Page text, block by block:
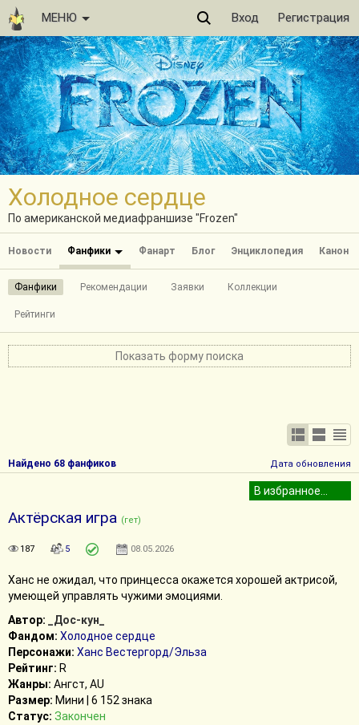
МЕНЮ Вход Регистрация
Холодное сердце
По американской медиафраншизе "Frozen"
Новости Фанфики Фанарт Блог Энциклопедия Канон
Фанфики Рекомендации Заявки Коллекции
Рейтинги
Показать форму поиска
Найдено 68 фанфиков Дата обновления
Актёрская игра (гет)
187 5 08.05.2026
Ханс не ожидал, что принцесса окажется хорошей актрисой,
умеющей управлять чужими эмоциями.
Автор:
_Дос-кун_
Фандом: Холодное сердце
Персонажи: Ханс Вестергорд/Эльза
Рейтинг: R
Жанры: Ангст, AU
Размер: Мини | 6 152 знака
Статус: Закончен